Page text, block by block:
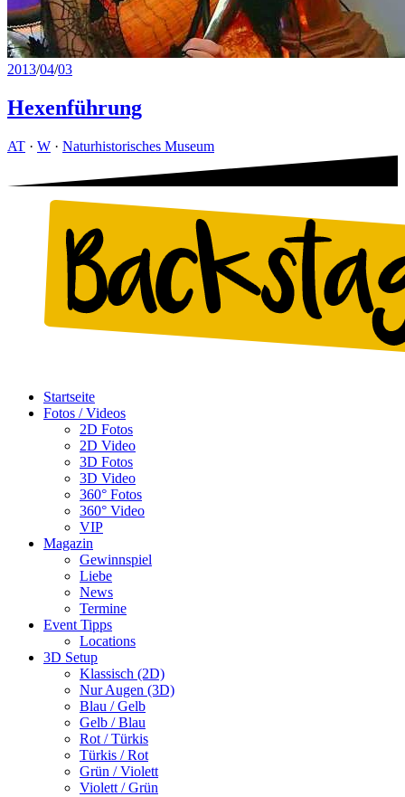
2013/04/03
Hexenführung
AT · W · Naturhistorisches Museum
Startseite
Fotos / Videos
2D Fotos
2D Video
3D Fotos
3D Video
360° Fotos
360° Video
VIP
Magazin
Gewinnspiel
Liebe
News
Termine
Event Tipps
Locations
3D Setup
Klassisch (2D)
Nur Augen (3D)
Blau / Gelb
Gelb / Blau
Rot / Türkis
Türkis / Rot
Grün / Violett
Violett / Grün